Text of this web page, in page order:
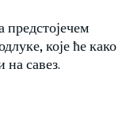
предстојечем
које ће како
на савез.